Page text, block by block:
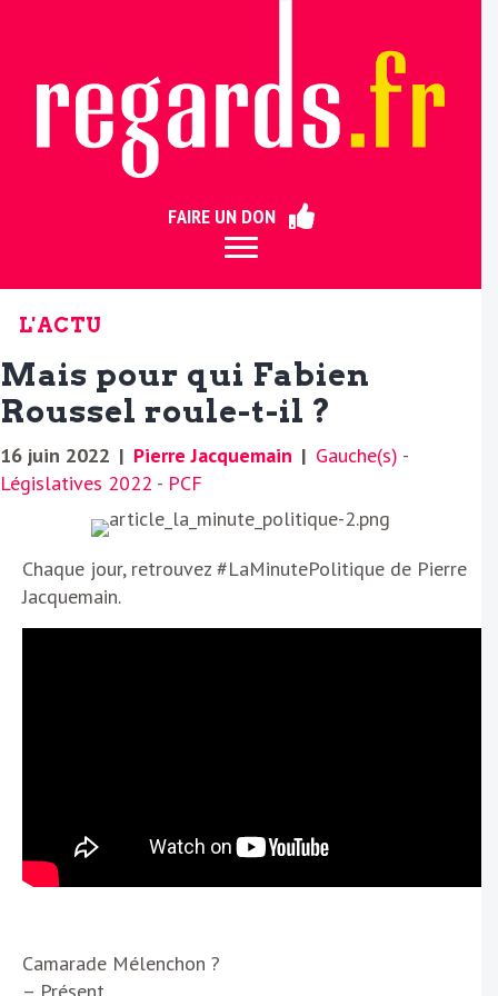
FAIRE UN DON
L'ACTU
Mais pour qui Fabien
Roussel roule-t-il ?
16 juin 2022 | Pierre Jacquemain | Gauche(s) -
Législatives 2022 - PCF
Chaque jour, retrouvez #LaMinutePolitique de Pierre
Jacquemain.
Camarade Mélenchon ?